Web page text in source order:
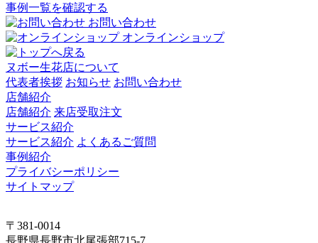
事例一覧を確認する
お問い合わせ
オンラインショップ
ヌボー生花店について
代表者挨拶 お知らせ お問い合わせ
店舗紹介
店舗紹介 来店受取注文
サービス紹介
サービス紹介 よくあるご質問
事例紹介
プライバシーポリシー
サイトマップ
〒381-0014
長野県長野市北尾張部715-7